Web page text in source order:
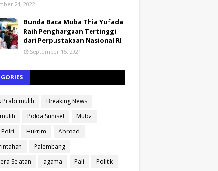
24, 2022
Bunda Baca Muba Thia Yufada
Raih Penghargaan Tertinggi
dari Perpustakaan Nasional RI
September 15, 2021
Prabumulih
Breaking News
Polda Sumsel
Muba
Hukrim
Abroad
Palembang
Selatan
agama Pali
Politik